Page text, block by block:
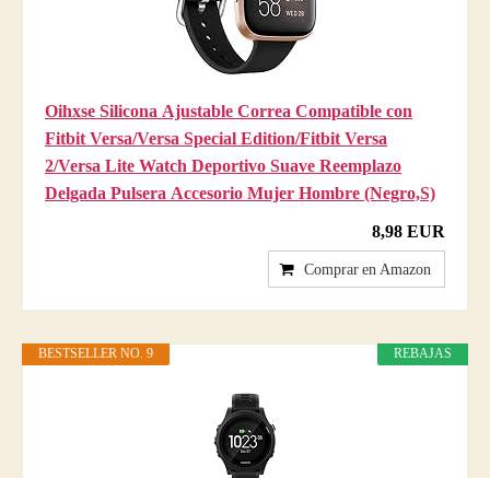
Oihxse Silicona Ajustable Correa Compatible con
Fitbit Versa/Versa Special Edition/Fitbit Versa
2/Versa Lite Watch Deportivo Suave Reemplazo
Delgada Pulsera Accesorio Mujer Hombre (Negro,S)
8,98 EUR
Comprar en Amazon
REBAJAS
BESTSELLER NO. 9